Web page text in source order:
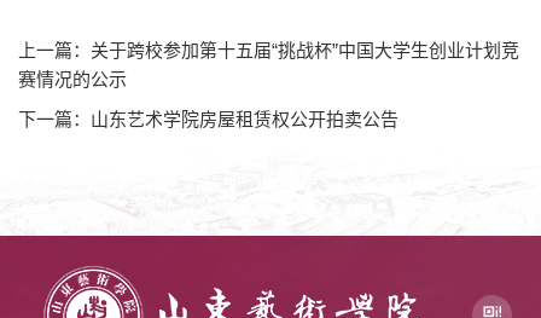
上一篇：关于跨校参加第十五届“挑战杯”中国大学生创业计划竞
赛情况的公示
下一篇：山东艺术学院房屋租赁权公开拍卖公告